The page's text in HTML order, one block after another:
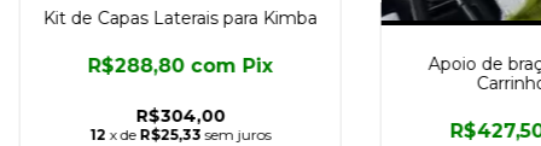
Kit de Capas Laterais para Kimba
R$304,00
R$288,80 com Pix
12 x de R$25,33 sem juros
Apoio de